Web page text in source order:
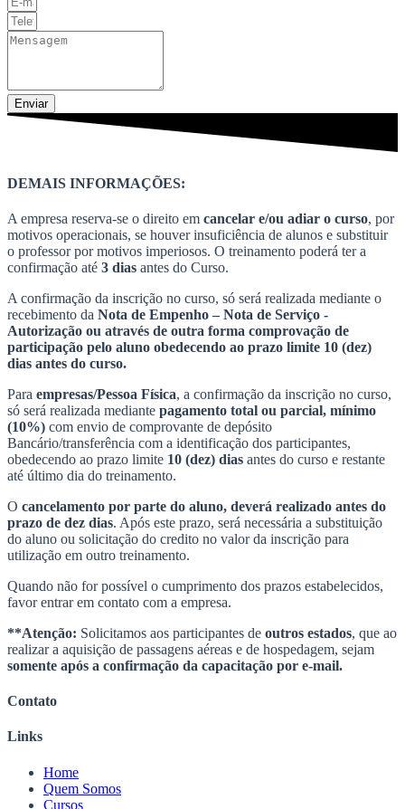
Enviar
DEMAIS INFORMAÇÕES:
A empresa reserva-se o direito em cancelar e/ou adiar o curso, por
motivos operacionais, se houver insuficiência de alunos e substituir
o professor por motivos imperiosos. O treinamento poderá ter a
confirmação até 3 dias antes do Curso.
A confirmação da inscrição no curso, só será realizada mediante o
recebimento da Nota de Empenho – Nota de Serviço -
Autorização ou através de outra forma comprovação de
participação pelo aluno obedecendo ao prazo limite 10 (dez)
dias antes do curso.
Para empresas/Pessoa Física, a confirmação da inscrição no curso,
só será realizada mediante pagamento total ou parcial, mínimo
(10%) com envio de comprovante de depósito
Bancário/transferência com a identificação dos participantes,
obedecendo ao prazo limite 10 (dez) dias antes do curso e restante
até último dia do treinamento.
O cancelamento por parte do aluno, deverá realizado antes do
prazo de dez dias. Após este prazo, será necessária a substituição
do aluno ou solicitação do credito no valor da inscrição para
utilização em outro treinamento.
Quando não for possível o cumprimento dos prazos estabelecidos,
favor entrar em contato com a empresa.
**Atenção: Solicitamos aos participantes de outros estados, que ao
realizar a aquisição de passagens aéreas e de hospedagem, sejam
somente após a confirmação da capacitação por e-mail.
Contato
Links
Home
Quem Somos
Cursos